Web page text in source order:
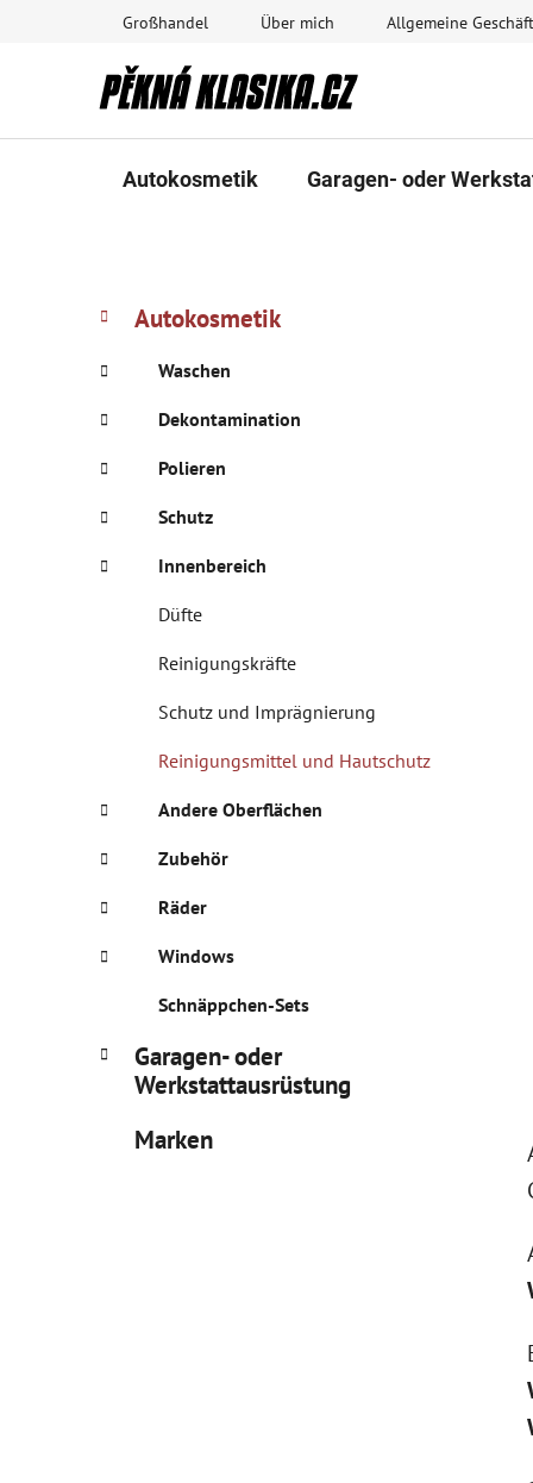
Großhandel Über mich Allgemeine
Autokosmetik Garagen- oder
S
i
e
n
e
i
Kategorien
überspringen
K
a
e
g
o
r
e
Autokosmetik
Waschen
Dekontamination
Polieren
Schutz
Innenbereich
Düfte
Reinigungskräfte
Schutz und Imprägnierung
Reinigungsmittel und Hautschutz
Andere Oberflächen
Zubehör
Räder
Windows
Schnäppchen-Sets
Garagen- oder
Werkstattausrüstung
Marken